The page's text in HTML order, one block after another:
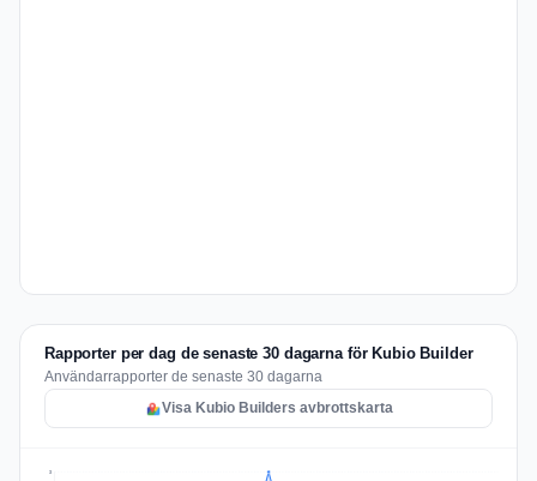
Rapporter per dag de senaste 30 dagarna för Kubio Builder
Användarrapporter de senaste 30 dagarna
Visa Kubio Builders avbrottskarta
3